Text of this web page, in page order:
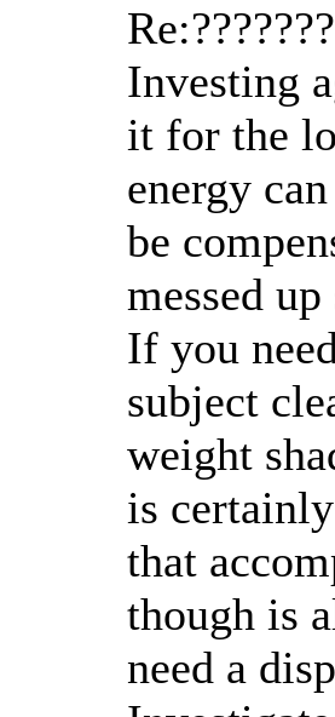
Investing
it for the
energy
be
messed
If you
subject
weight
is
that
though is
need a